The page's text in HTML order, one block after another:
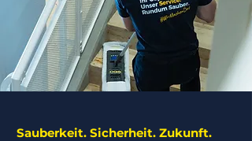
Sauberkeit. Sicherheit. Zukunft.